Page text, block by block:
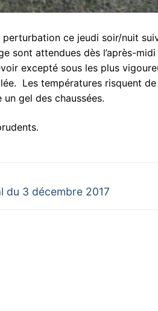
perturbation ce jeudi soir/nuit
sont attendues dès l’après-
excepté sous les plus
Les températures risquent
gel des chaussées.
du 3 décembre 2017